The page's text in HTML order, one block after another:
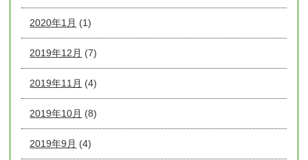
2020年1月 (1)
2019年12月 (7)
2019年11月 (4)
2019年10月 (8)
2019年9月 (4)